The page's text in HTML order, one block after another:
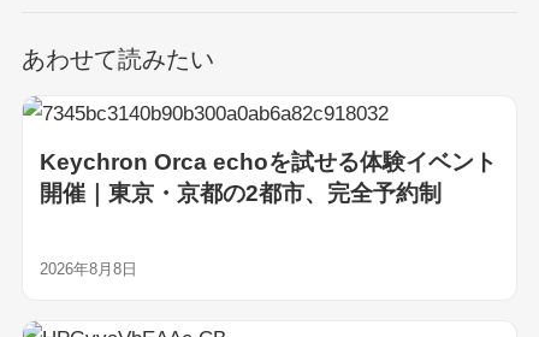
あわせて読みたい
Keychron Orca echoを試せる体験イベント
開催｜東京・京都の2都市、完全予約制
2026年8月8日